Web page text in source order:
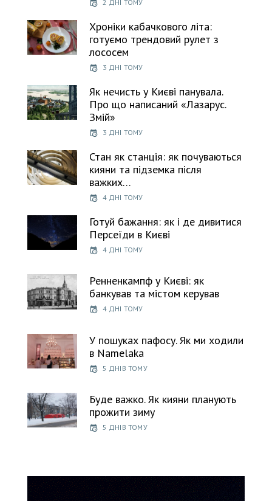
2 ДНІ ТОМУ
Хроніки кабачкового літа:
готуємо трендовий рулет з
лососем
3 ДНІ ТОМУ
Як нечисть у Києві панувала.
Про що написаний «Лазарус.
Змій»
3 ДНІ ТОМУ
Стан як станція: як почуваються
кияни та підземка після
важких…
4 ДНІ ТОМУ
Готуй бажання: як і де дивитися
Персеїди в Києві
4 ДНІ ТОМУ
Ренненкампф у Києві: як
банкував та містом керував
4 ДНІ ТОМУ
У пошуках пафосу. Як ми ходили
в Namelaka
5 ДНІВ ТОМУ
Буде важко. Як кияни планують
прожити зиму
5 ДНІВ ТОМУ